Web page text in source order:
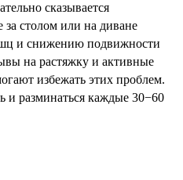
сказывается
за столом или на диване
и снижению подвижности
на растяжку и активные
избежать этих проблем.
и разминаться каждые 30−60